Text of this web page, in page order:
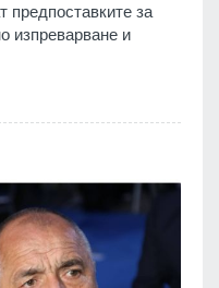
предпоставките за
изпреварване и